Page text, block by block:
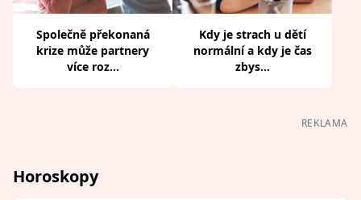
Společně překonaná
krize může partnery
více roz...
Kdy je strach u dětí
normální a kdy je čas
zbys...
REKLAMA
Horoskopy